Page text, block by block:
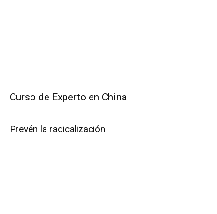
Curso de Experto en China
Prevén la radicalización